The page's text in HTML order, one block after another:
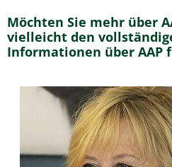
Möchten Sie mehr über
vielleicht den
Informationen über AAP
Haben Sie eine Frage
eine Nachricht für uns?